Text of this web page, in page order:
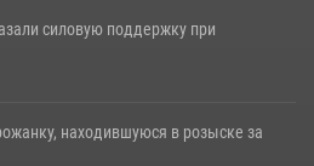
силовую поддержку при
находившуюся в розыске за